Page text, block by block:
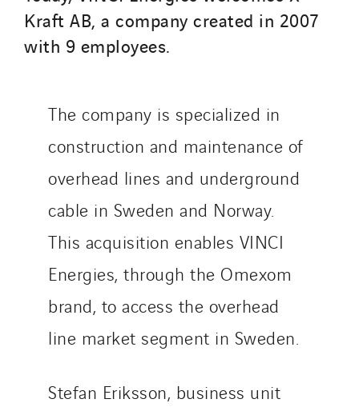
Kraft AB, a company created in 2007
with 9 employees.
The company is specialized in
construction and maintenance of
overhead lines and underground
cable in Sweden and Norway.
This acquisition enables VINCI
Energies, through the Omexom
brand, to access the overhead
line market segment in Sweden.
Stefan Eriksson, business unit
Initiative Commune Connectée
Innovative City Pack
Inspa-Pumpenservice
Jean Graniou
Kellal Maintenance
Le Froid Provençal
Lee Sormea
Lefort Francheteau
Lesens EREA
Lesot
Lucitea Atlantique
Maksmacht
Masselin Fabrication